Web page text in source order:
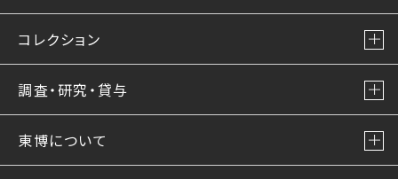
コレクション
調査・研究・貸与
東博について